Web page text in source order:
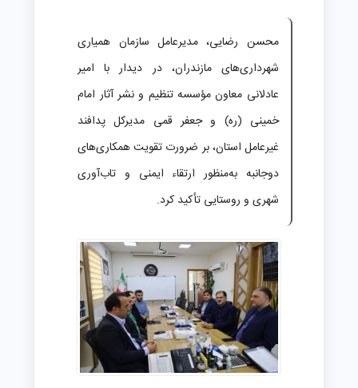
محسن رضایی، مدیرعامل سازمان همیاری
شهرداری‌های مازندران، در دیدار با امیر
عادلانی معاون مؤسسه تنظیم و نشر آثار امام
خمینی (ره) و جعفر قمی مدیرکل پدافند
غیرعامل استان، بر ضرورت تقویت همکاری‌های
دوجانبه به‌منظور ارتقاء ایمنی و تاب‌آوری
شهری و روستایی تأکید کرد.